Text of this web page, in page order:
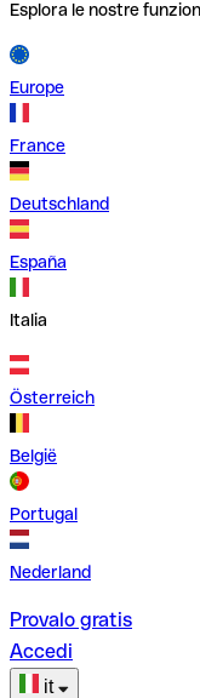
Esplora le nostre
Europe
France
Deutschland
España
Italia
Österreich
België
Portugal
Nederland
Provalo gratis
Accedi
it